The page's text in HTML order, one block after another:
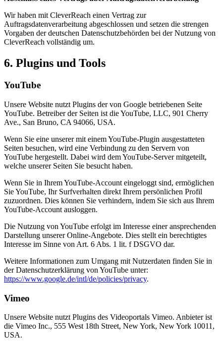
Wir haben mit CleverReach einen Vertrag zur
Auftragsdatenverarbeitung abgeschlossen und setzen die strengen
Vorgaben der deutschen Datenschutzbehörden bei der Nutzung von
CleverReach vollständig um.
6. Plugins und Tools
YouTube
Unsere Website nutzt Plugins der von Google betriebenen Seite
YouTube. Betreiber der Seiten ist die YouTube, LLC, 901 Cherry
Ave., San Bruno, CA 94066, USA.
Wenn Sie eine unserer mit einem YouTube-Plugin ausgestatteten
Seiten besuchen, wird eine Verbindung zu den Servern von
YouTube hergestellt. Dabei wird dem YouTube-Server mitgeteilt,
welche unserer Seiten Sie besucht haben.
Wenn Sie in Ihrem YouTube-Account eingeloggt sind, ermöglichen
Sie YouTube, Ihr Surfverhalten direkt Ihrem persönlichen Profil
zuzuordnen. Dies können Sie verhindern, indem Sie sich aus Ihrem
YouTube-Account ausloggen.
Die Nutzung von YouTube erfolgt im Interesse einer ansprechenden
Darstellung unserer Online-Angebote. Dies stellt ein berechtigtes
Interesse im Sinne von Art. 6 Abs. 1 lit. f DSGVO dar.
Weitere Informationen zum Umgang mit Nutzerdaten finden Sie in
der Datenschutzerklärung von YouTube unter:
https://www.google.de/intl/de/policies/privacy.
Vimeo
Unsere Website nutzt Plugins des Videoportals Vimeo. Anbieter ist
die Vimeo Inc., 555 West 18th Street, New York, New York 10011,
USA.